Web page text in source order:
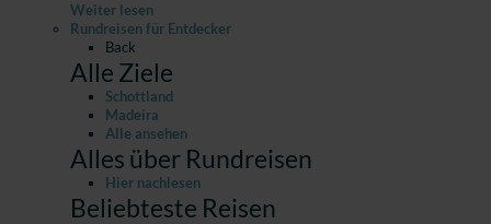
Weiter lesen
Rundreisen für Entdecker
Back
Alle Ziele
Schottland
Madeira
Alle ansehen
Alles über Rundreisen
Hier nachlesen
Beliebteste Reisen